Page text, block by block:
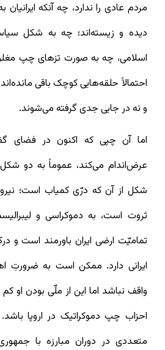
مردم عادی را ندارد، چه آنکه
دیده و زیسته‌اند؛ چه به شکل
اسلامی، چه به صورت تزهای چپ
احتمالاً حلقه‌هایی کوچک باقی
و نه در جایی جدی گرفته‌ می‌شوند.
اما آن چپی که اکنون در فضای
عرض‌اندام می‌کند، عموماً به دو
شکل از آن که درّی کمیاب است؛
ثروت است، به دموکراسی و
تمامیّت ارضی ایران باورمند است و
ایرانی دارد. ممکن است به ضرورتِ
واقف نباشد اما این از ملّی بودن او کم
احزاب چپ دموکراتیک در اروپا
متعددی در دوران مبارزه با